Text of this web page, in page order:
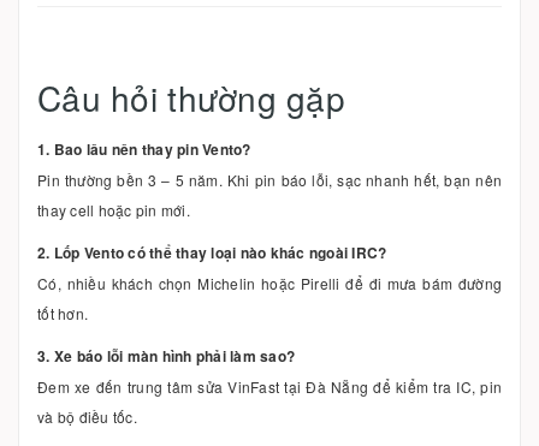
Câu hỏi thường gặp
1. Bao lâu nên thay pin Vento?
Pin thường bền 3 – 5 năm. Khi pin báo lỗi, sạc nhanh hết, bạn nên
thay cell hoặc pin mới.
2. Lốp Vento có thể thay loại nào khác ngoài IRC?
Có, nhiều khách chọn Michelin hoặc Pirelli để đi mưa bám đường
tốt hơn.
3. Xe báo lỗi màn hình phải làm sao?
Đem xe đến trung tâm sửa VinFast tại Đà Nẵng để kiểm tra IC, pin
và bộ điều tốc.